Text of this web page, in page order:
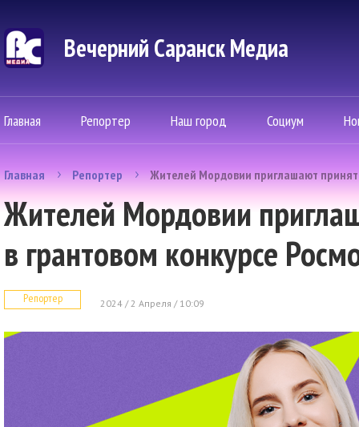
Вечерний Саранск Mедиа
Главная Репортер Наш город Социум
Главная Репортер Жителей Мордовии приглашают
Жителей Мордовии
в грантовом конкурсе
Репортер 2024 / 2 Апреля / 10:09